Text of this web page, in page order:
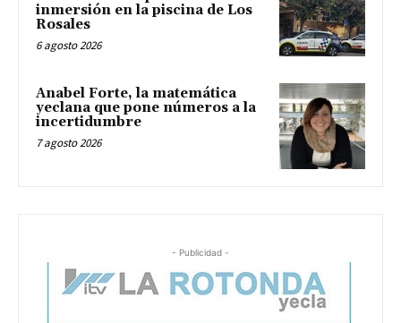
inmersión en la piscina de Los
Rosales
6 agosto 2026
Anabel Forte, la matemática
yeclana que pone números a la
incertidumbre
7 agosto 2026
- Publicidad -